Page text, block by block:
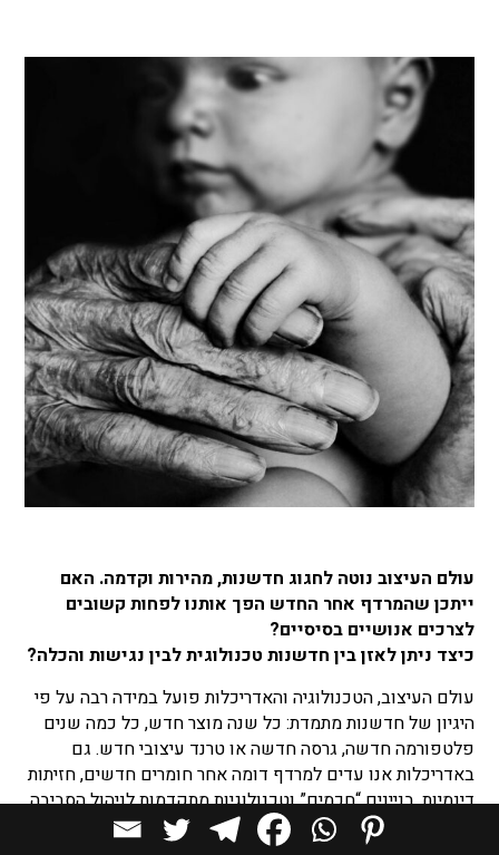
עולם העיצוב נוטה לחגוג חדשנות, מהירות וקדמה. האם
ייתכן שהמרדף אחר החדש הפך אותנו לפחות קשובים
לצרכים אנושיים בסיסיים?
כיצד ניתן לאזן בין חדשנות טכנולוגית לבין נגישות והכלה?
עולם העיצוב, הטכנולוגיה והאדריכלות פועל במידה רבה על פי
היגיון של חדשנות מתמדת: כל שנה מוצר חדש, כל כמה שנים
פלטפורמה חדשה, גרסה חדשה או טרנד עיצובי חדש. גם
באדריכלות אנו עדים למרדף דומה אחר חומרים חדשים, חזיתות
דינמיות, בניינים “חכמים” וטכנולוגיות מתקדמות לניהול הסביבה